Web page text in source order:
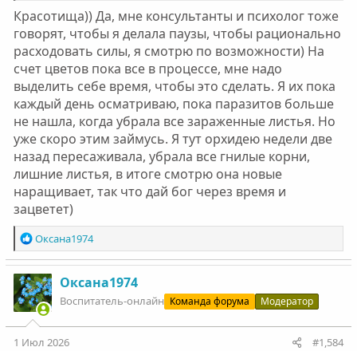
Посмотреть вложение 29698
Красотища)) Да, мне консультанты и психолог тоже
говорят, чтобы я делала паузы, чтобы рационально
расходовать силы, я смотрю по возможности) На
счет цветов пока все в процессе, мне надо
выделить себе время, чтобы это сделать. Я их пока
каждый день осматриваю, пока паразитов больше
не нашла, когда убрала все зараженные листья. Но
уже скоро этим займусь. Я тут орхидею недели две
назад пересаживала, убрала все гнилые корни,
лишние листья, в итоге смотрю она новые
наращивает, так что дай бог через время и
зацветет)
Р
е
а
к
ц
и
и
:
Оксана1974
Оксана1974
Воспитатель-онлайн Команда форума Модератор
1 Июл 2026 #1,584